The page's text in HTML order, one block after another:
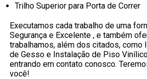
Trilho Superior para Porta de Correr
Executamos cada trabalho de uma
Segurança e Excelente , e também
trabalhamos, além dos citados, como
de Gesso e Instalação de Piso
entrando em contato conosco.
você!